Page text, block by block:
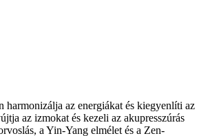
harmonizálja az energiákat és kiegyenlíti az
az izmokat és kezeli az akupresszúrás
a Yin-Yang elmélet és a Zen-